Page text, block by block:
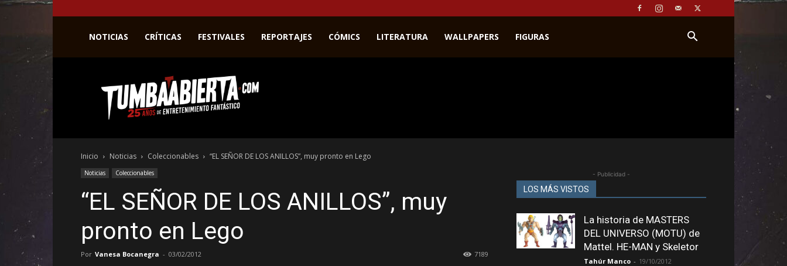
NOTICIAS CRÍTICAS FESTIVALES REPORTAJES CÓMICS LITERATURA WALLPAPERS FIGURAS
web
del
entretenimiento
el
género
Inicio Noticias Coleccionables “EL SEÑOR DE LOS ANILLOS”, muy pronto en Lego
Noticias Coleccionables
“EL SEÑOR DE LOS ANILLOS”, muy
pronto en Lego
Por Vanesa Bocanegra - 03/02/2012 7189
- Publicidad -
LOS MÁS VISTOS
La historia de MASTERS
DEL UNIVERSO (MOTU) de
Mattel. HE-MAN y Skeletor
Tahúr Manco - 19/10/2012